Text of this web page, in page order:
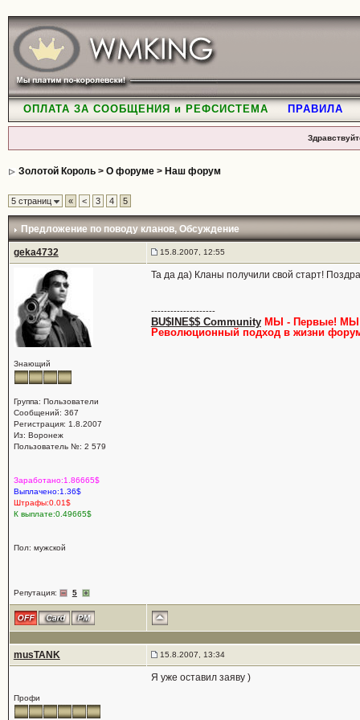
ОПЛАТА ЗА СООБЩЕНИЯ и РЕФСИСТЕМА ПРАВИЛА
Золотой Король> О форуме> Наш форум
5 страниц « < 3 4 5
Предложение по поводу кланов, Обсуждение
geka4732 15.8.2007, 12:55
Знающий
Группа: Пользователи
Сообщений: 367
Регистрация: 1.8.2007
Из: Воронеж
Пользователь №: 2 579
Заработано:1.86665$
Выплачено:1.36$
Штрафы:0.01$
К выплате:0.49665$
Пол: мужской
Репутация: 5
Та да да) Кланы получили свой старт!
--------------------
BU$INE$$ CommunityМЫ - Первые! МЫ -
Революционный подход в жизни
musTANK 15.8.2007, 13:34
Профи
Я уже оставил заяву )